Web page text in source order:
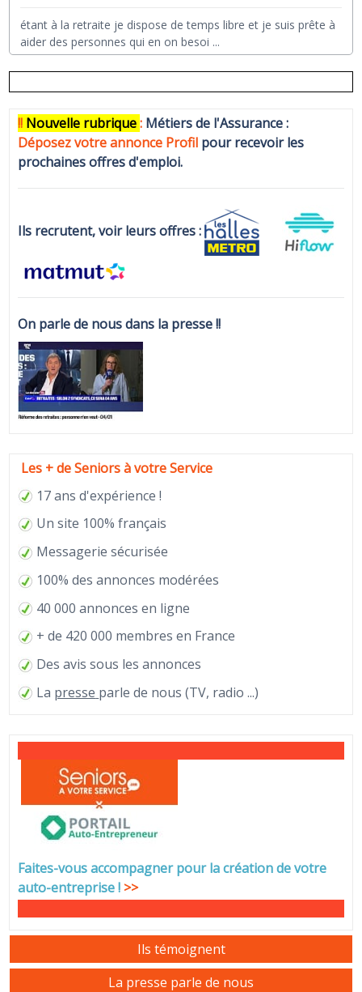
étant à la retraite je dispose de temps libre et je suis prête à
aider des personnes qui en on besoi ...
!! Nouvelle rubrique: Métiers de l'Assurance :
Déposez votre annonce Profil pour recevoir les
prochaines offres d'emploi.
Ils recrutent, voir leurs offres :
On parle de nous dans la presse !!
Les + de Seniors à votre Service
17 ans d'expérience !
Un site 100% français
Messagerie sécurisée
100% des annonces modérées
40 000 annonces en ligne
+ de 420 000 membres en France
Des avis sous les annonces
La presse parle de nous (TV, radio ...)
Faites-vous accompagner pour la création de votre
auto-entreprise! >>
Ils témoignent
La presse parle de nous